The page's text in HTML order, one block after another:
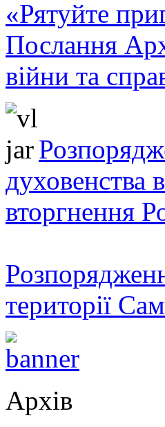
«Рятуйте
Послання
війни та
духовенства
вторгнення
території
Архів